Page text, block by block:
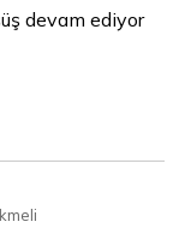
devam ediyor